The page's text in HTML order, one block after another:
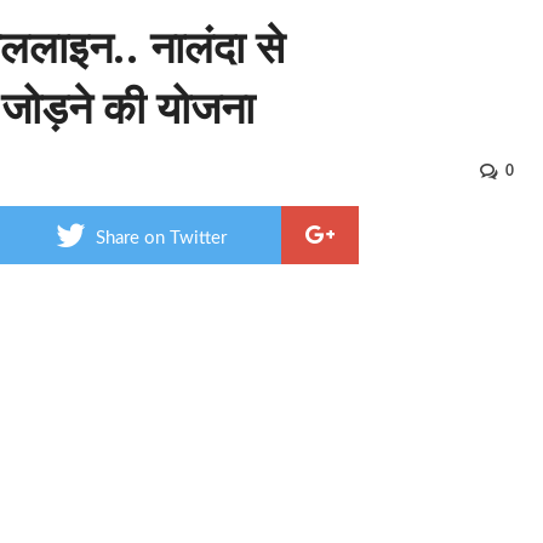
नालंदा से
जोड़ने की योजना
0
Share on Twitter